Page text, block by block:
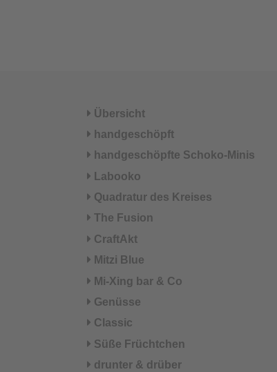
Übersicht
handgeschöpft
handgeschöpfte Schoko-Minis
Labooko
Quadratur des Kreises
The Fusion
CraftAkt
Mitzi Blue
Mi-Xing bar & Co
Genüsse
Classic
Süße Früchtchen
drunter & drüber